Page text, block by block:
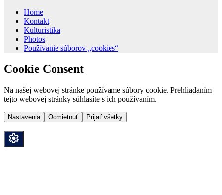
Home
Kontakt
Kulturistika
Photos
Používanie súborov „cookies“